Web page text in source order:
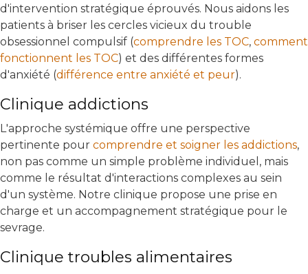
d'intervention stratégique éprouvés. Nous aidons les
patients à briser les cercles vicieux du trouble
obsessionnel compulsif (comprendre les TOC, comment
fonctionnent les TOC) et des différentes formes
d'anxiété (différence entre anxiété et peur).
Clinique addictions
L'approche systémique offre une perspective
pertinente pour comprendre et soigner les addictions,
non pas comme un simple problème individuel, mais
comme le résultat d'interactions complexes au sein
d'un système. Notre clinique propose une prise en
charge et un accompagnement stratégique pour le
sevrage.
Clinique troubles alimentaires